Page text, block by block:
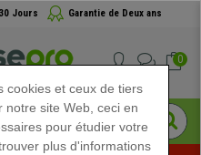
Jours Garantie de Deux ans
0
cookies et ceux de tiers
notre site Web, ceci en
pour étudier votre
plus d'informations